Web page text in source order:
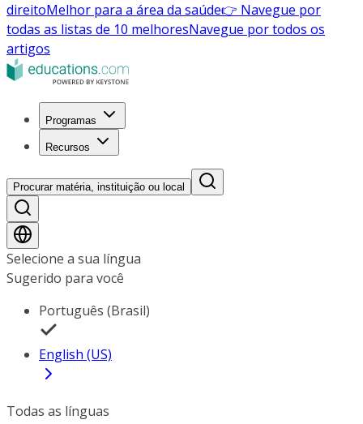
direitoMelhor para a área da saúde👉 Navegue por
todas as listas de 10 melhoresNavegue por todos os
artigos
Programas
Recursos
Procurar matéria, instituição ou local
Selecione a sua língua
Sugerido para você
Português (Brasil)
English (US)
Todas as línguas